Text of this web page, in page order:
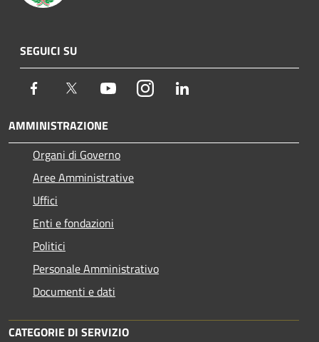
SEGUICI SU
Facebook Twitter YoutubeInstagram
AMMINISTRAZIONE
Organi di Governo
Aree Amministrative
Uffici
Enti e fondazioni
Politici
Personale Amministrativo
Documenti e dati
CATEGORIE DI SERVIZIO